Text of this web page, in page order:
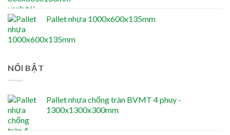
Pallet nhựa 1000x600x135mm
NỔI BẬT
Pallet nhựa chống tràn BVMT 4 phuy -
1300x1300x300mm